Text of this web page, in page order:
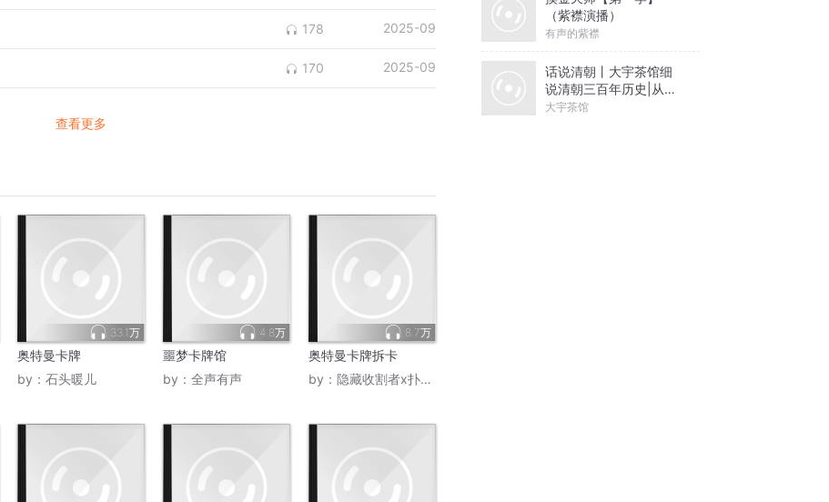
178 2025-09
170 2025-09
查看更多
33.1万
奥特曼卡牌
by： 石头暖儿
4.8万
噩梦卡牌馆
by： 全声有声
8.7万
奥特曼卡牌拆卡
by： 隐藏收割者x扑克黑桃K
（紫襟演播）
有声的紫襟
话说清朝丨大宇茶馆细
说清朝三百年历史|从努
尔哈赤到末代皇帝溥仪|
大宇茶馆